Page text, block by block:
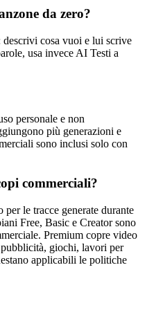
da zero?
cosa vuoi e lui scrive
usa invece AI Testi a
personale e non
più generazioni e
sono inclusi solo con
commerciali?
le tracce generate durante
Free, Basic e Creator sono
Premium copre video
giochi, lavori per
applicabili le politiche